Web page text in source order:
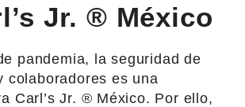
Jr. ® México
pandemia, la seguridad de
colaboradores es una
Carl’s Jr. ® México. Por ello,